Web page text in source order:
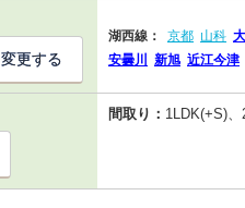
湖西線： 京都 山科
安曇川
新旭 近江今津
更する
間取り： 1LDK(+S)